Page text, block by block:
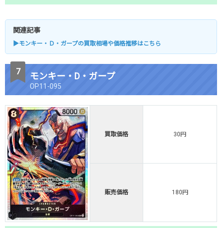
関連記事
▶モンキー・Ｄ・ガープの買取相場や価格推移はこちら
モンキー・D・ガープ
OP11-095
買取価格 30円
販売価格 180円